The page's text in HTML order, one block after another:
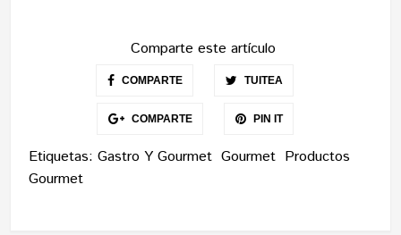
Comparte este artículo
COMPARTE TUITEA
COMPARTE PIN IT
Etiquetas:Gastro Y Gourmet Gourmet Productos
Gourmet